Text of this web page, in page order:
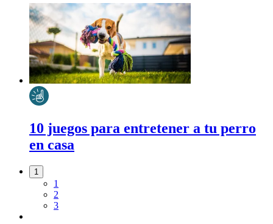
10 juegos para entretener a tu perro
en casa
1
1
2
3